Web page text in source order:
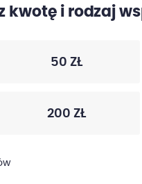
kwotę i rodzaj
50 ZŁ
200 ZŁ